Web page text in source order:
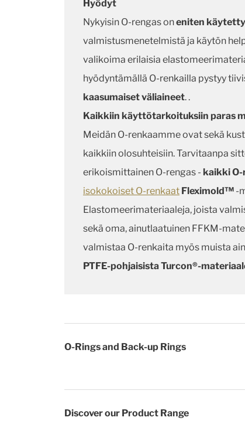
Hyödyt
Nykyisin O-rengas oneniten
valmistusmenetelmistä ja käytön
valikoima erilaisia
hyödyntämällä O-renkailla pystyy
kaasumaiset väliaineet. .
Kaikkiin käyttötarkoituksiin paras
Meidän O-renkaamme ovat sekä
kaikkiin olosuhteisiin. Tarvitaanpa
erikoismittainen O-rengas - kaikki
isokokoiset O-renkaat Fleximold™ -
Elastomeerimateriaaleja, joista
sekä oma, ainutlaatuinen FFKM-
valmistaa O-renkaita myös muista
PTFE-pohjaisista Turcon®-
O-Rings and Back-up Rings
Discover our Product Range